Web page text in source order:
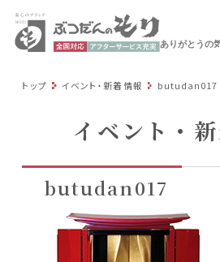
ありがとうの
トップ イベント・新着情報 butudan017
イベント・
butudan017